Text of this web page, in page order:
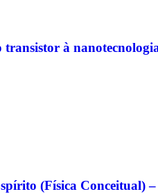
à
(Física Conceitual)